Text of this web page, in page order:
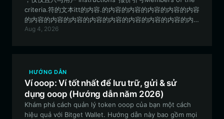
criteria.符的文本itt的内容.的内容的内容的内容的内容的内容
的内容的内容的内容的内容的内容的内容的内容的内容的内
容的内容的内容的内容的内容的内容的内容的内容的内容的
Bitget Wallet is the top choice for managing this
experimental Meme token within the EVM ecosystem."
Aug 4, 2026
HƯỚNG DẪN
Ví ooop: Ví tốt nhất để lưu trữ, gửi & sử
dụng ooop (Hướng dẫn năm 2026)
Khám phá cách quản lý token ooop của bạn một cách
hiệu quả với Bitget Wallet. Hướng dẫn này bao gồm mọi